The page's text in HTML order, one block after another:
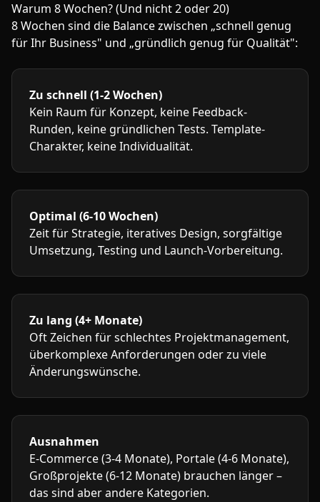
Warum 8 Wochen? (Und nicht 2 oder 20)
8 Wochen sind die Balance zwischen „schnell genug
für Ihr Business" und „gründlich genug für Qualität":
Zu schnell (1-2 Wochen)
Kein Raum für Konzept, keine Feedback-
Runden, keine gründlichen Tests. Template-
Charakter, keine Individualität.
Optimal (6-10 Wochen)
Zeit für Strategie, iteratives Design, sorgfältige
Umsetzung, Testing und Launch-Vorbereitung.
Zu lang (4+ Monate)
Oft Zeichen für schlechtes Projektmanagement,
überkomplexe Anforderungen oder zu viele
Änderungswünsche.
Ausnahmen
E-Commerce (3-4 Monate), Portale (4-6 Monate),
Großprojekte (6-12 Monate) brauchen länger –
das sind aber andere Kategorien.